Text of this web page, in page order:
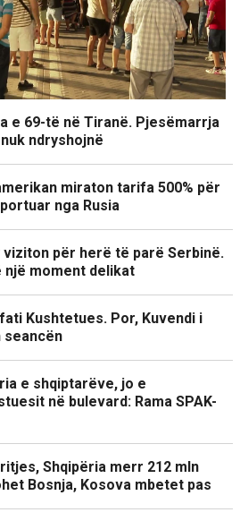
e 69-të në Tiranë. Pjesëmarrja
ndryshojnë
miraton tarifa 500% për
nga Rusia
për herë të parë Serbinë.
një moment delikat
Kushtetues. Por, Kuvendi i
seancën
e shqiptarëve, jo e
në bulevard: Rama SPAK-
Shqipëria merr 212 mln
Bosnja, Kosova mbetet pas